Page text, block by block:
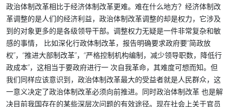
政治体制改革相比于经济体制改革更难。难在什么地方？经济体制改
革调整的是人们的经济利益，政治体制改革调整的却是权力，它涉及
到的对象更多的是各级领导干部。调整权力无疑是一件非常复杂和敏
感的事情， 比如深化行政体制改革，报告明确要求政府要“简政放
权”，“推进大部制改革”，“严格控制机构编制，减少领导职数，降低行
政成本”，这相当于要政府进行一 次自我革命，其难度可想而知。但
我们同样应该意识到，政治体制改革最大的受益者就是人民群众，这
一意义决定了政治体制改革必须向前推进。同时政治体制改革 也是解
决目前我国存在的某些深层次问题的有效途径。现在社会上关于官员